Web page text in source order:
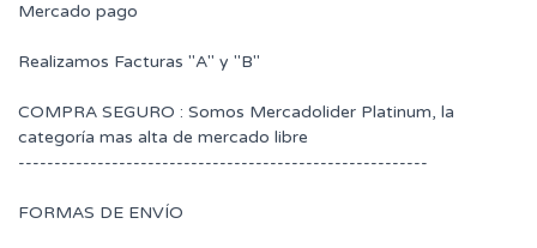
Mercado pago
Realizamos Facturas "A" y "B"
COMPRA SEGURO : Somos Mercadolider Platinum, la
categoría mas alta de mercado libre
---------------------------------------------------------
FORMAS DE ENVÍO